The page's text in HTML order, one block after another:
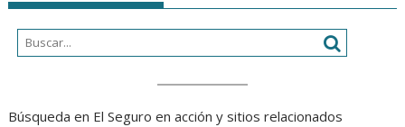
Búsqueda en El Seguro en acción y sitios relacionados